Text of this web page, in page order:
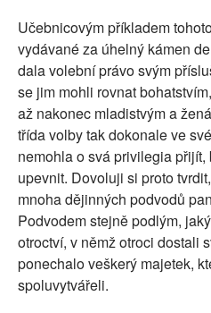
Učebnicovým příkladem
vydávané za úhelný kámen
dala volební právo svým
se jim mohli rovnat
až nakonec mladistvým a
třída volby tak dokonale ve
nemohla o svá privilegia
upevnit. Dovoluji si proto
mnoha dějinných podvodů
Podvodem stejně podlým,
otroctví, v němž otroci dostali
ponechalo veškerý majetek,
spoluvytvářeli.